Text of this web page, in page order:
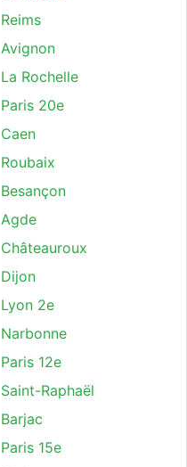
Reims
Avignon
La Rochelle
Paris 20e
Caen
Roubaix
Besançon
Agde
Châteauroux
Dijon
Lyon 2e
Narbonne
Paris 12e
Saint-Raphaël
Barjac
Paris 15e